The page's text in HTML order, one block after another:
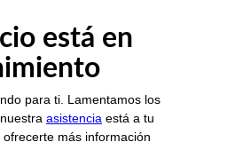
está en
para ti. Lamentamos los
asistencia está a tu
más información